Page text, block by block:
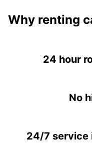
Why renting
24 hour
No
24/7 service